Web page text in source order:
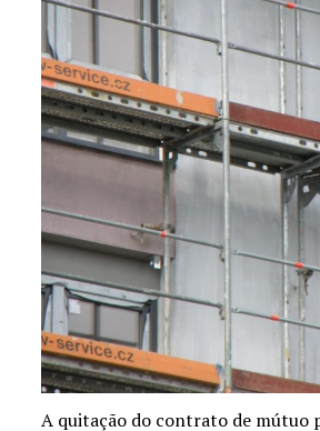
A quitação do contrato de mútuo